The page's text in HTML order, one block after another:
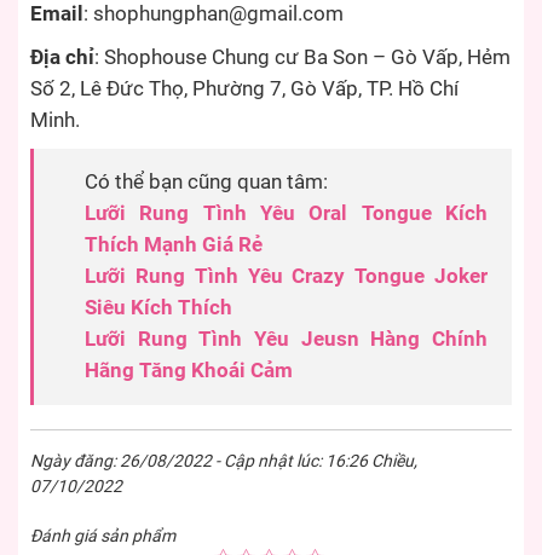
Email : shophungphan@gmail.com
Địa chỉ: Shophouse Chung cư Ba Son – Gò Vấp, Hẻm
Số 2, Lê Đức Thọ, Phường 7, Gò Vấp, TP. Hồ Chí
Minh.
Có thể bạn cũng quan tâm:
Lưỡi Rung Tình Yêu Oral Tongue Kích
Thích Mạnh Giá Rẻ
Lưỡi Rung Tình Yêu Crazy Tongue Joker
Siêu Kích Thích
Lưỡi Rung Tình Yêu Jeusn Hàng Chính
Hãng Tăng Khoái Cảm
Ngày đăng: 26/08/2022 - Cập nhật lúc: 16:26 Chiều,
07/10/2022
Đánh giá sản phẩm